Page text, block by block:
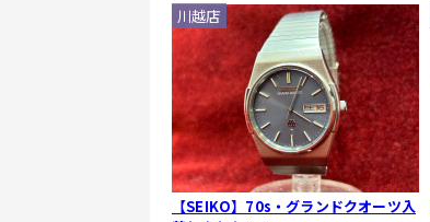
【SEIKO】70s・グランドクオーツ入
川越店